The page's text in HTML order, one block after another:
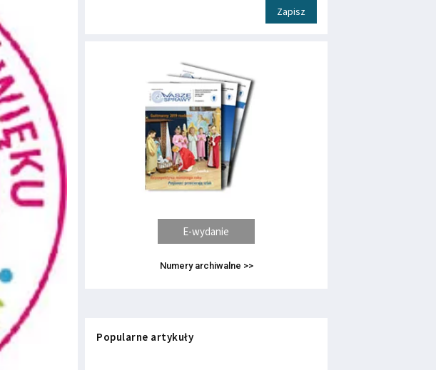
Zapisz
E-wydanie
Numery archiwalne >>
Popularne artykuły